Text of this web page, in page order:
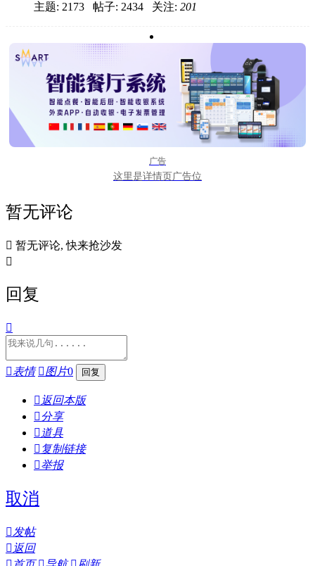
主题: 2173 帖子: 2434 关注: 201
广告
这里是详情页广告位
暂无评论
 暂无评论, 快来抢沙发

回复

表情 图片0
 返回本版
分享
 道具
 复制链接
举报
取消
发帖
 返回